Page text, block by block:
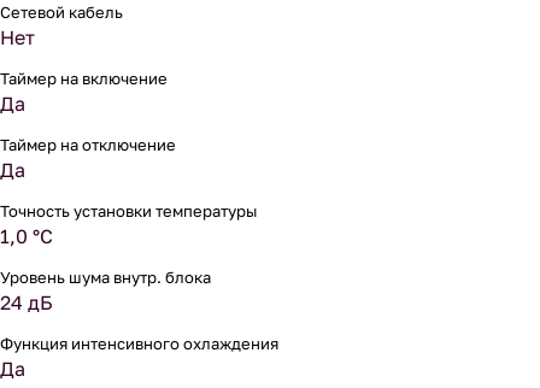
Сетевой кабель
Нет
Таймер на включение
Да
Таймер на отключение
Да
Точность установки температуры
1,0 °С
Уровень шума внутр. блока
24 дБ
Функция интенсивного охлаждения
Да